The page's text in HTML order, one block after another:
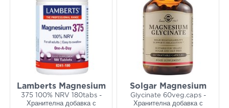
Lamberts Magnesium
375 100% NRV 180tabs -
Хранителна добавка с
Solgar Magnesium
Glycinate 60veg.caps -
Хранителна добавка с